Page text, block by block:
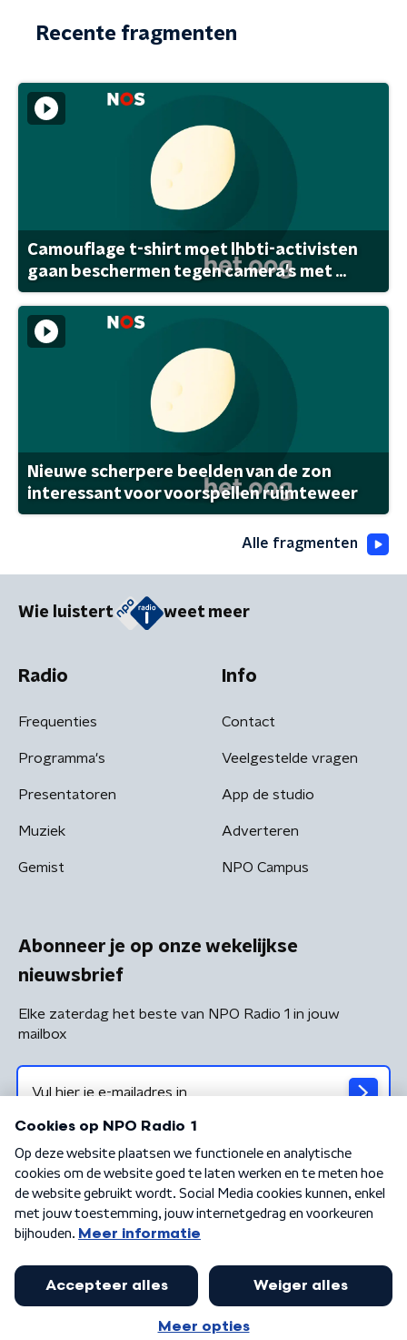
Recente fragmenten
Camouflage t-shirt moet lhbti-activisten
gaan beschermen tegen camera's met ...
Nieuwe scherpere beelden van de zon
interessant voor voorspellen ruimteweer
Alle fragmenten
Wie luistert weet meer
Radio
Frequenties
Programma's
Presentatoren
Muziek
Gemist
Info
Contact
Veelgestelde vragen
App de studio
Adverteren
NPO Campus
Abonneer je op onze wekelijkse
nieuwsbrief
Elke zaterdag het beste van NPO Radio 1 in jouw
mailbox
Algemene voorwaarden